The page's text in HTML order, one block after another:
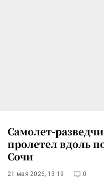
Самолет-
пролетел вдоль
Сочи
21 мая 2026, 13:19 0